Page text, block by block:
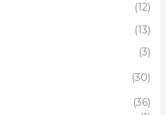
(12)
(13)
(3)
(30)
(36)